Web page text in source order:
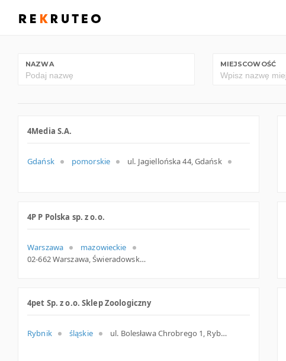
NAZWA MIEJSCOWOŚĆ
4Media S.A.
Gdańsk pomorskie ul. Jagiellońska 44, Gdańsk
4P P Polska sp. z o.o.
Warszawa
mazowieckie
02-662 Warszawa, Świeradowska 44a, mazowieckie
4pet Sp. z o.o. Sklep Zoologiczny
Rybnik śląskie ul. Bolesława Chrobrego 1, Rybnik